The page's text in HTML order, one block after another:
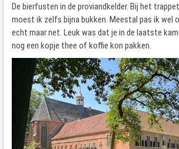
De bierfusten in de proviandkelder. Bij het
moest ik zelfs bijna bukken. Meestal pas ik wel
echt maar net. Leuk was dat je in de laatste
nog een kopje thee of koffie kon pakken.